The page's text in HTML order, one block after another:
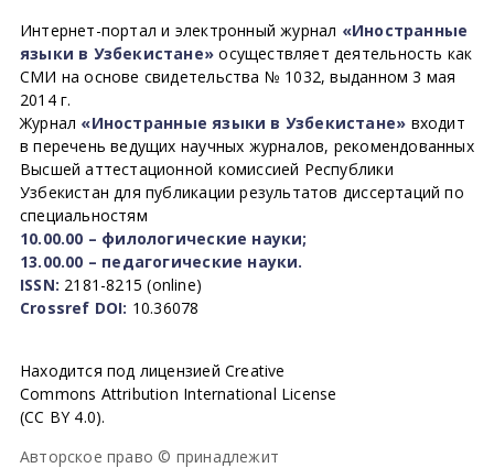
Интернет-портал и электронный журнал «Иностранные
языки в Узбекистане» осуществляет деятельность как
СМИ на основе свидетельства № 1032, выданном 3 мая
2014 г.
Журнал «Иностранные языки в Узбекистане» входит
в перечень ведущих научных журналов, рекомендованных
Высшей аттестационной комиссией Республики
Узбекистан для публикации результатов диссертаций по
специальностям
10.00.00 – филологические науки;
13.00.00 – педагогические науки.
ISSN: 2181-8215 (online)
Crossref DOI: 10.36078
Находится под лицензией Creative
Commons Attribution International License
(CC BY 4.0).
Авторское право © принадлежит